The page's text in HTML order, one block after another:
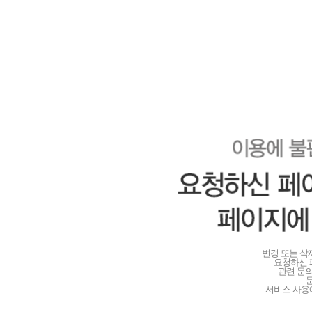
변경 또는 삭
요청하신
관련 문
서비스 사